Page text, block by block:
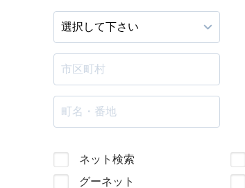
ネット検索
グーネット